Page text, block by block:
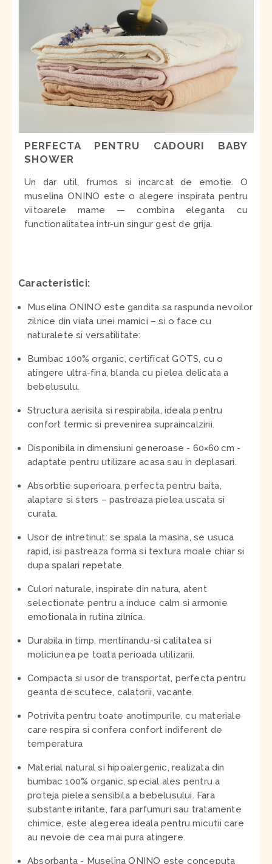
PERFECTA PENTRU CADOURI BABY
SHOWER
Un dar util, frumos si incarcat de emotie. O
muselina ONINO este o alegere inspirata pentru
viitoarele mame — combina eleganta cu
functionalitatea intr-un singur gest de grija.
Caracteristici:
Muselina ONINO este gandita sa raspunda nevoilor
zilnice din viata unei mamici – si o face cu
naturalete si versatilitate:
Bumbac 100% organic, certificat GOTS, cu o
atingere ultra-fina, blanda cu pielea delicata a
bebelusulu.
Structura aerisita si respirabila, ideala pentru
confort termic si prevenirea supraincalzirii.
Disponibila in dimensiuni generoase - 60×60 cm -
adaptate pentru utilizare acasa sau in deplasari.
Absorbtie superioara, perfecta pentru baita,
alaptare si sters – pastreaza pielea uscata si
curata.
Usor de intretinut: se spala la masina, se usuca
rapid, isi pastreaza forma si textura moale chiar si
dupa spalari repetate.
Culori naturale, inspirate din natura, atent
selectionate pentru a induce calm si armonie
emotionala in rutina zilnica.
Durabila in timp, mentinandu-si calitatea si
moliciunea pe toata perioada utilizarii.
Compacta si usor de transportat, perfecta pentru
geanta de scutece, calatorii, vacante.
Potrivita pentru toate anotimpurile, cu materiale
care respira si confera confort indiferent de
temperatura
Material natural si hipoalergenic, realizata din
bumbac 100% organic, special ales pentru a
proteja pielea sensibila a bebelusului. Fara
substante iritante, fara parfumuri sau tratamente
chimice, este alegerea ideala pentru micutii care
au nevoie de cea mai pura atingere.
Absorbanta - Muselina ONINO este conceputa